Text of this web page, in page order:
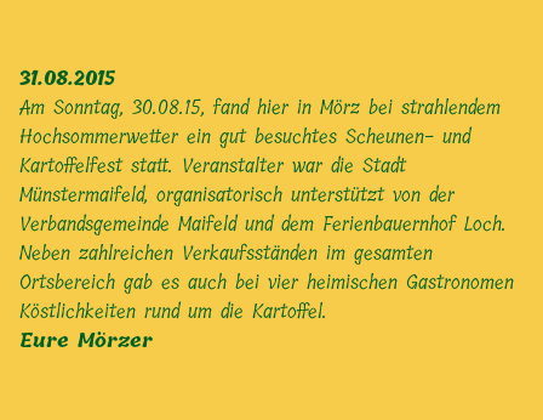
31.08.2015
Am Sonntag, 30.08.15, fand hier in Mörz bei strahlendem
Hochsommerwetter ein gut besuchtes Scheunen- und
Kartoffelfest statt. Veranstalter war die Stadt
Münstermaifeld, organisatorisch unterstützt von der
Verbandsgemeinde Maifeld und dem Ferienbauernhof Loch.
Neben zahlreichen Verkaufsständen im gesamten
Ortsbereich gab es auch bei vier heimischen Gastronomen
Köstlichkeiten rund um die Kartoffel.
Eure Mörzer